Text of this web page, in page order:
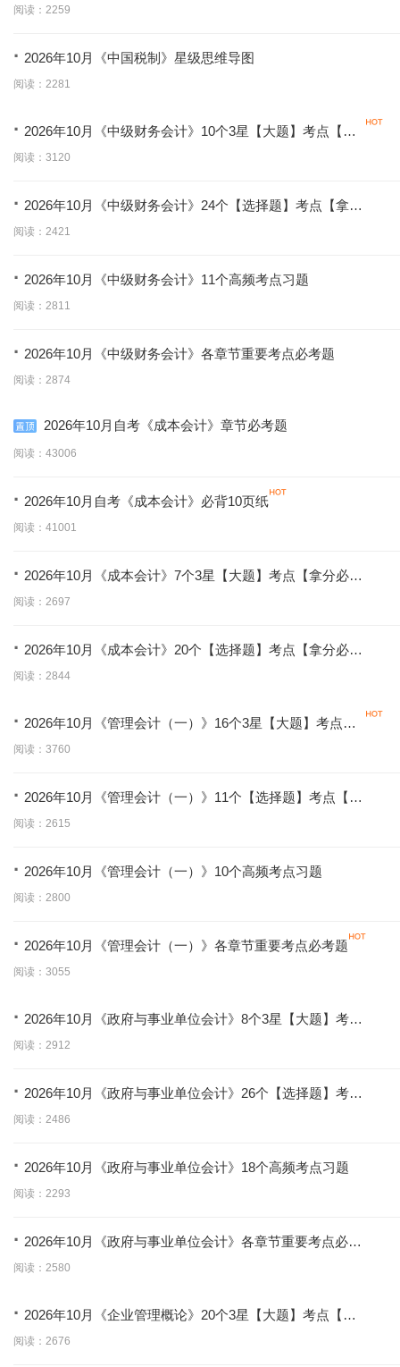
阅读：2259
· 2026年10月《中国税制》星级思维导图
阅读：2281
· 2026年10月《中级财务会计》10个3星【大题】考点【拿
分必背】
阅读：3120
· 2026年10月《中级财务会计》24个【选择题】考点【拿分
必学】
阅读：2421
· 2026年10月《中级财务会计》11个高频考点习题
阅读：2811
· 2026年10月《中级财务会计》各章节重要考点必考题
阅读：2874
2026年10月自考《成本会计》章节必考题
阅读：43006
· 2026年10月自考《成本会计》必背10页纸
阅读：41001
· 2026年10月《成本会计》7个3星【大题】考点【拿分必
背】
阅读：2697
· 2026年10月《成本会计》20个【选择题】考点【拿分必
学】
阅读：2844
· 2026年10月《管理会计（一）》16个3星【大题】考点
【拿分必背】
阅读：3760
· 2026年10月《管理会计（一）》11个【选择题】考点【拿
分必学】
阅读：2615
· 2026年10月《管理会计（一）》10个高频考点习题
阅读：2800
· 2026年10月《管理会计（一）》各章节重要考点必考题
阅读：3055
· 2026年10月《政府与事业单位会计》8个3星【大题】考点
【拿分必背】
阅读：2912
· 2026年10月《政府与事业单位会计》26个【选择题】考点
【拿分必学】
阅读：2486
· 2026年10月《政府与事业单位会计》18个高频考点习题
阅读：2293
· 2026年10月《政府与事业单位会计》各章节重要考点必考
题
阅读：2580
· 2026年10月《企业管理概论》20个3星【大题】考点【拿
分必背】
阅读：2676